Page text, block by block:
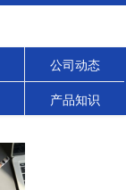
公司动态
产品知识